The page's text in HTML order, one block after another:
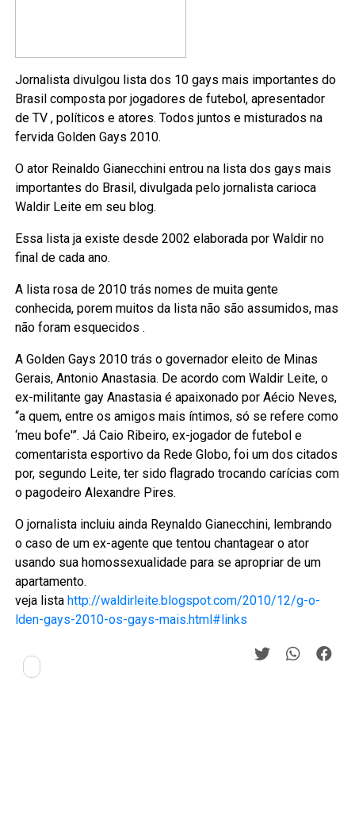
Jornalista divulgou lista dos 10 gays mais importantes do
Brasil composta por jogadores de futebol, apresentador
de TV , políticos e atores. Todos juntos e misturados na
fervida Golden Gays 2010.
O ator Reinaldo Gianecchini entrou na lista dos gays mais
importantes do Brasil, divulgada pelo jornalista carioca
Waldir Leite em seu blog.
Essa lista ja existe desde 2002 elaborada por Waldir no
final de cada ano.
A lista rosa de 2010 trás nomes de muita gente
conhecida, porem muitos da lista não são assumidos, mas
não foram esquecidos .
A Golden Gays 2010 trás o governador eleito de Minas
Gerais, Antonio Anastasia. De acordo com Waldir Leite, o
ex-militante gay Anastasia é apaixonado por Aécio Neves,
“a quem, entre os amigos mais íntimos, só se refere como
‘meu bofe'”. Já Caio Ribeiro, ex-jogador de futebol e
comentarista esportivo da Rede Globo, foi um dos citados
por, segundo Leite, ter sido flagrado trocando carícias com
o pagodeiro Alexandre Pires.
O jornalista incluiu ainda Reynaldo Gianecchini, lembrando
o caso de um ex-agente que tentou chantagear o ator
usando sua homossexualidade para se apropriar de um
apartamento.
veja lista http://waldirleite.blogspot.com/2010/12/g-o-
lden-gays-2010-os-gays-mais.html#links